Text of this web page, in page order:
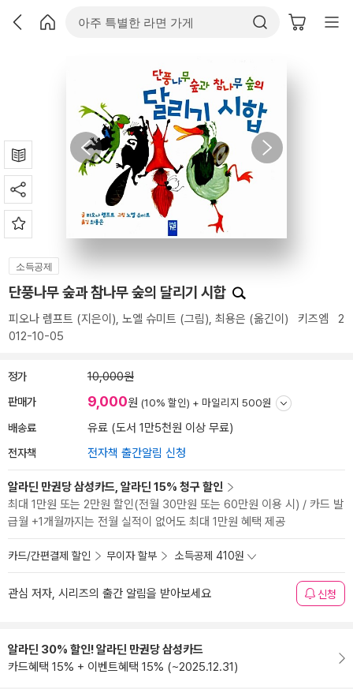
소득공제
단풍나무 숲과 참나무 숲의 달리기 시합
피오나 렘프트 (지은이), 노엘 슈미트 (그림), 최용은 (옮긴이) 키즈엠 2
012-10-05
정가 10,000원
판매가 9,000원 (10% 할인) + 마일리지 500원
배송료 유료 (도서 1만5천원 이상 무료)
전자책 전자책 출간알림 신청
알라딘 만권당 삼성카드, 알라딘 15% 청구 할인
최대 1만원 또는 2만원 할인(전월 30만원 또는 60만원 이용 시) / 카드 발
급월 +1개월까지는 전월 실적이 없어도 최대 1만원 혜택 제공
카드/간편결제 할인 무이자 할부 소득공제 410원
관심 저자, 시리즈의 출간 알림을 받아보세요 신청
알라딘 30% 할인! 알라딘 만권당 삼성카드
카드혜택 15% + 이벤트혜택 15% (~2025.12.31)